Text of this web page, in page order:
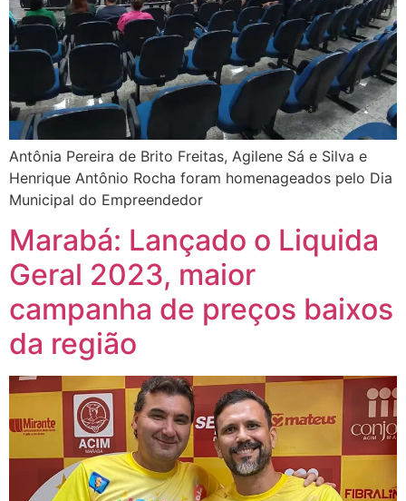
Antônia Pereira de Brito Freitas, Agilene Sá e Silva e
Henrique Antônio Rocha foram homenageados pelo Dia
Municipal do Empreendedor
Marabá: Lançado o Liquida
Geral 2023, maior
campanha de preços baixos
da região